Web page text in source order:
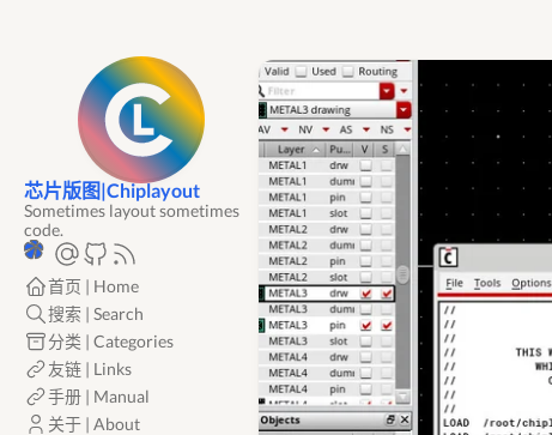
芯片版图|Chiplayout
Sometimes layout sometimes
code.
首页 | Home
搜索 | Search
分类 | Categories
友链 | Links
手册 | Manual
关于 | About